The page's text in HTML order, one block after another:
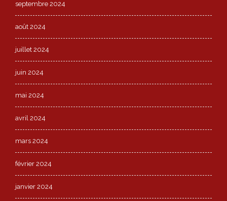
septembre 2024
août 2024
juillet 2024
juin 2024
mai 2024
avril 2024
mars 2024
février 2024
janvier 2024